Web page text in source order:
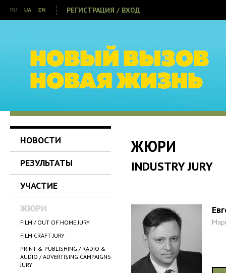
RU UA EN РЕГИСТРАЦИЯ / ВХОД
НОВОСТИ
РЕЗУЛЬТАТЫ
УЧАСТИЕ
ЖЮРИ
FILM / OUT OF HOME JURY
FILM CRAFT JURY
PRINT & PUBLISHING / RADIO &
AUDIO / ADVERTISING CAMPAIGNS
JURY
ЖЮРИ
INDUSTRY JURY